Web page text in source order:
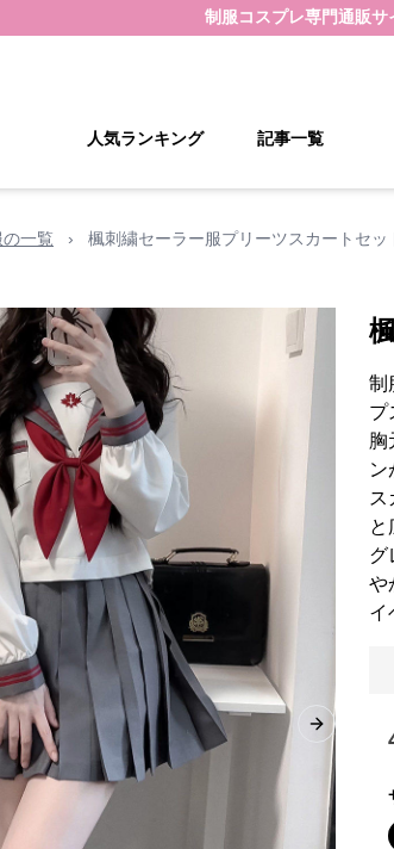
制服コスプレ専門通販サ
人気ランキング 記事一覧
一覧 › 楓刺繍セーラー服プリーツスカートセッ
Next slide
制
プ
胸
ン
ス
と
グ
や
イ